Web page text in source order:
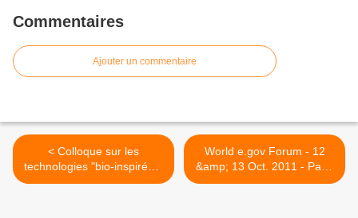
Commentaires
Ajouter un commentaire
< Colloque sur les
technologies "bio-inspirées"
- MIT
World e.gov Forum - 12
&amp; 13 Oct. 2011 - Paris
>